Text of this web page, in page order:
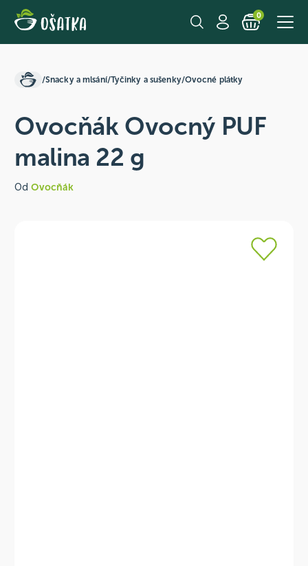
0
/Snacky a mlsání/Tyčinky a sušenky/Ovocné plátky
Ovocňák Ovocný PUF
malina 22 g
Od Ovocňák